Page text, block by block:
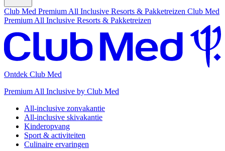
Club Med Premium All Inclusive Resorts & Pakketreizen Club Med
Premium All Inclusive Resorts & Pakketreizen
Ontdek Club Med
Premium All Inclusive by Club Med
All-inclusive zonvakantie
All-inclusive skivakantie
Kinderopvang
Sport & activiteiten
Culinaire ervaringen